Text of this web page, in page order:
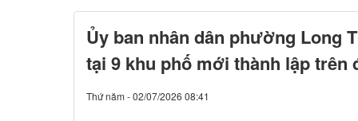
Ủy ban nhân dân phường Long
tại 9 khu phố mới thành lập trên
Thứ năm - 02/07/2026 08:41